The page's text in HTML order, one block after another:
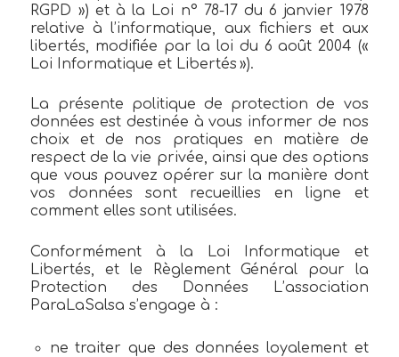
RGPD ») et à la Loi n° 78-17 du 6 janvier 1978
relative à l’informatique, aux fichiers et aux
libertés, modifiée par la loi du 6 août 2004 («
Loi Informatique et Libertés »).
La présente politique de protection de vos
données est destinée à vous informer de nos
choix et de nos pratiques en matière de
respect de la vie privée, ainsi que des options
que vous pouvez opérer sur la manière dont
vos données sont recueillies en ligne et
comment elles sont utilisées.
Conformément à la Loi Informatique et
Libertés, et le Règlement Général pour la
Protection des Données L’association
ParaLaSalsa s’engage à :
ne traiter que des données loyalement et